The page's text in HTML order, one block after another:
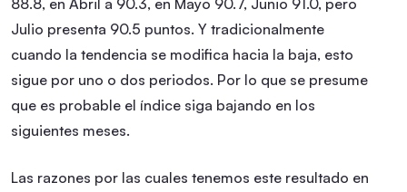
Julio presenta 90.5 puntos. Y tradicionalmente
cuando la tendencia se modifica hacia la baja, esto
sigue por uno o dos periodos. Por lo que se presume
que es probable el índice siga bajando en los
siguientes meses.
Las razones por las cuales tenemos este resultado en